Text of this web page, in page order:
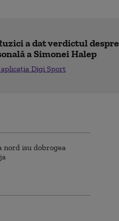
a dat verdictul despre
a Simonei Halep
aplicația Digi Sport